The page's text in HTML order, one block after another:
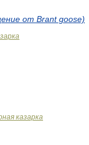
от Brant goose)
казарка